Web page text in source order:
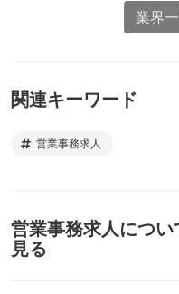
業界
関連キーワード
営業事務求人
営業事務求人につ
見る